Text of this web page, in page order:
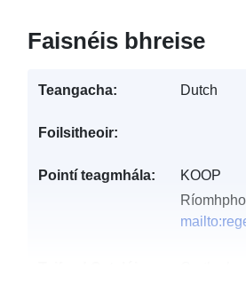
Faisnéis bhreise
Teangacha: Dutch
Foilsitheoir:
Pointí teagmhála:
KOOP